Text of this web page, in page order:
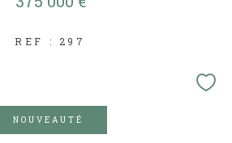
REF : 297
NOUVEAUTÉ